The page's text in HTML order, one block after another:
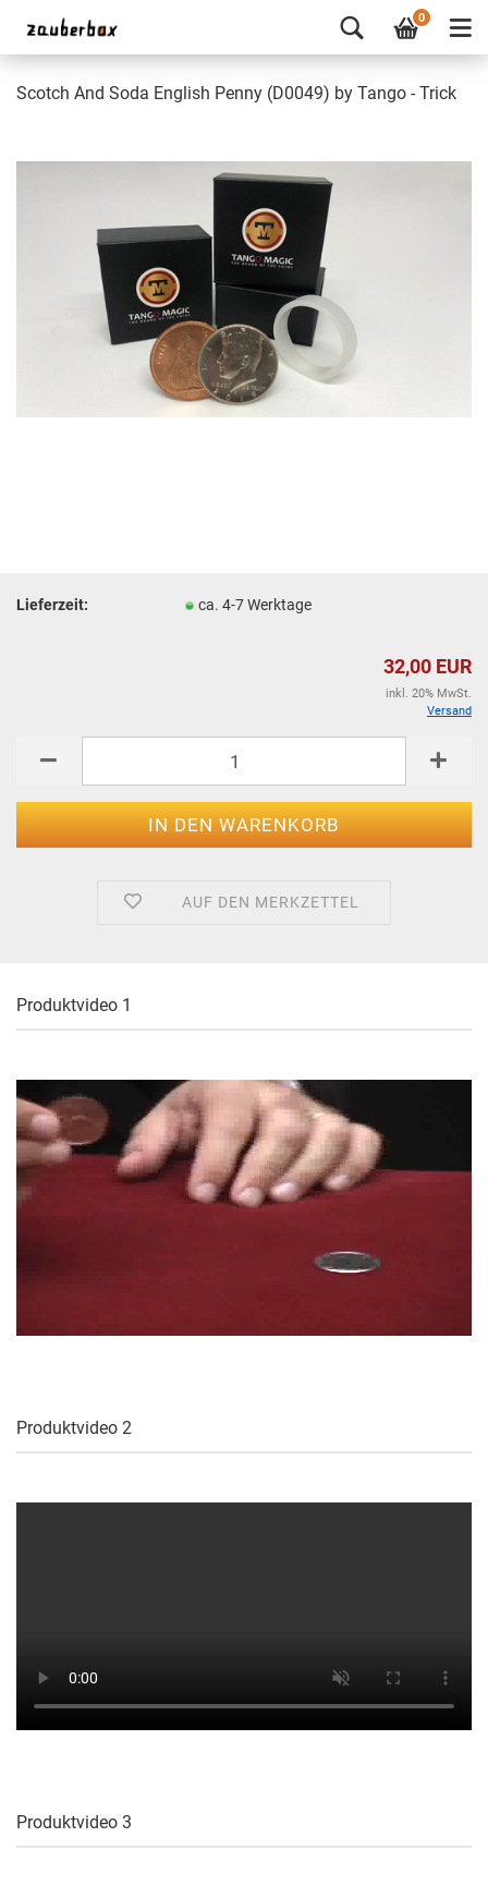
0
Scotch And Soda English Penny (D0049) by Tango - Trick
Lieferzeit: ca. 4-7 Werktage
32,00 EUR
inkl. 20% MwSt.
Versand
AUF DEN MERKZETTEL
Produktvideo 1
Produktvideo 2
Produktvideo 3